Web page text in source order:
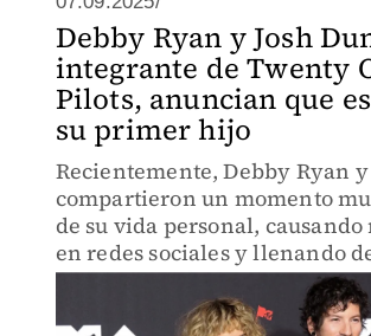
Debby Ryan y Josh
integrante de Twenty
Pilots, anuncian que
su primer hijo
Recientemente, Debby Ryan y
compartieron un momento
de su vida personal,
en redes sociales y llenando
sus seguidores.